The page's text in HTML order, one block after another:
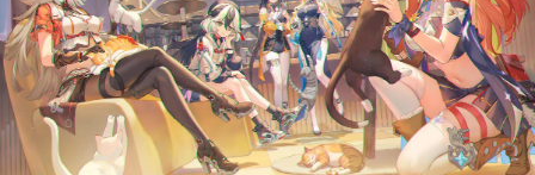
系统相关
系统安装
Windows
Linux
Unix
网络安全
内网渗透